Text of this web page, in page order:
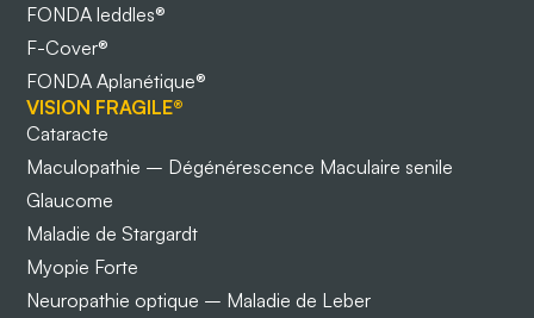
FONDA leddles®
F-Cover®
FONDA Aplanétique®
VISION FRAGILE®
Cataracte
Maculopathie – Dégénérescence Maculaire senile
Glaucome
Maladie de Stargardt
Myopie Forte
Neuropathie optique – Maladie de Leber